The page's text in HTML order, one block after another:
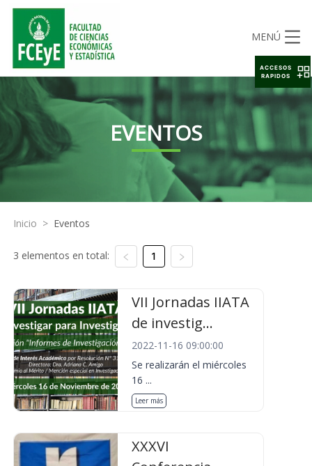
MENÚ
EVENTOS
Inicio > Eventos
3 elementos en total: 1
VII Jornadas IIATA
de investig...
2022-11-16 09:00:00
Se realizarán el miércoles
16 ...
Leer más
XXXVI
ACCESOS
RAPIDOS